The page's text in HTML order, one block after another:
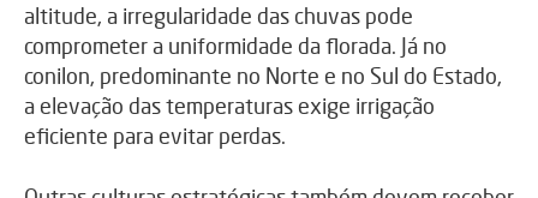
altitude, a irregularidade das chuvas pode
comprometer a uniformidade da florada. Já no
conilon, predominante no Norte e no Sul do Estado,
a elevação das temperaturas exige irrigação
eficiente para evitar perdas.